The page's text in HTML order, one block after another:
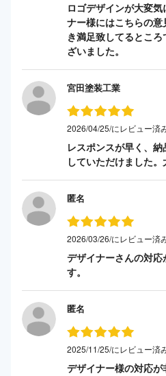
ロゴデザインが大変
ナー様にはこちらの
き満足致してるとこ
ざいました。
宮田塗装工業
2026/04/25/にレビュー済
レスポンスが早く、
していただけました。
匿名
2026/03/26/にレビュー済
デザイナーさんの対
す。
匿名
2025/11/25/にレビュー済
デザイナー様の対応